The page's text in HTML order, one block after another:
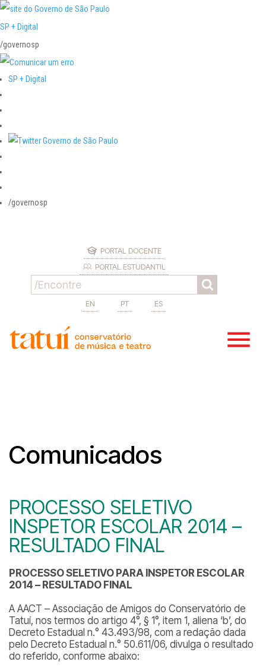
SP + Digital
/governosp
SP + Digital
/governosp
PORTAL DOCENTE
PORTAL ESTUDANTIL
EN PT ES
Comunicados
PROCESSO SELETIVO
INSPETOR ESCOLAR 2014 –
RESULTADO FINAL
PROCESSO SELETIVO PARA INSPETOR ESCOLAR
2014 – RESULTADO FINAL
A AACT – Associação de Amigos do Conservatório de
Tatuí, nos termos do artigo 4°, § 1°, item 1, aliena ‘b’, do
Decreto Estadual n.° 43.493/98, com a redação dada
pelo Decreto Estadual n.° 50.611/06, divulga o resultado
do referido, conforme abaixo: